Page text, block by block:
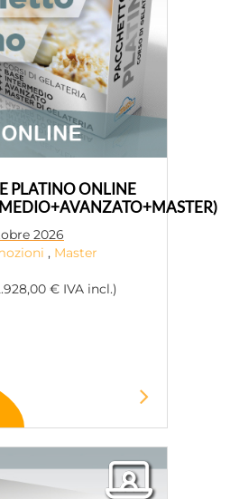
PLATINO ONLINE
2026
, Master
€ IVA incl.)